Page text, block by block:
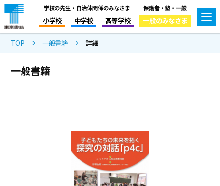
学校の先生・自治体関係のみなさま
小学校 中学校 高等学校
保護者・塾・一般
一般のみなさま
TOP 一般書籍 詳細
一般書籍